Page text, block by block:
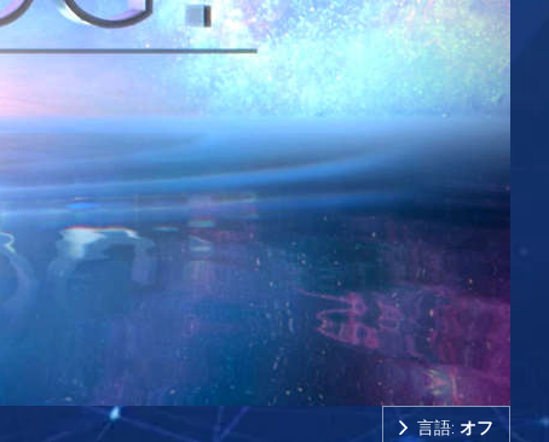
言語: オフ